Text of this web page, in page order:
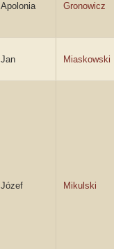
Apolonia Gronowicz
Jan Miaskowski
Józef Mikulski